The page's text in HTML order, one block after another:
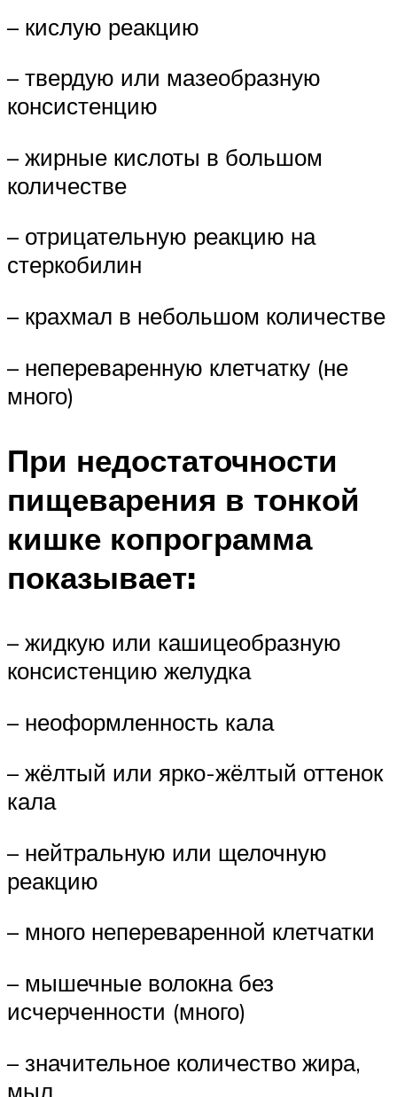
– кислую реакцию
– твердую или мазеобразную
консистенцию
– жирные кислоты в большом
количестве
– отрицательную реакцию на
стеркобилин
– крахмал в небольшом количестве
– непереваренную клетчатку (не
много)
При недостаточности
пищеварения в тонкой
кишке копрограмма
показывает:
– жидкую или кашицеобразную
консистенцию желудка
– неоформленность кала
– жёлтый или ярко-жёлтый оттенок
кала
– нейтральную или щелочную
реакцию
– много непереваренной клетчатки
– мышечные волокна без
исчерченности (много)
– значительное количество жира,
мыл